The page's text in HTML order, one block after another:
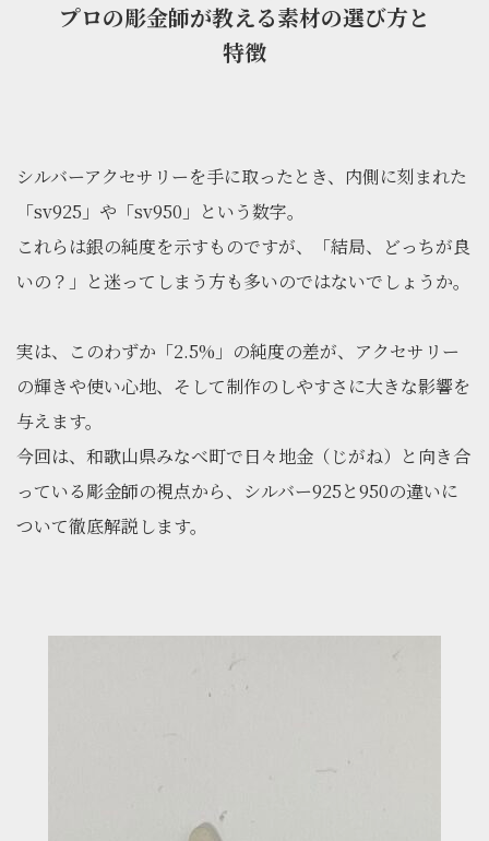
プロの彫金師が教える素材の選び方と
特徴
シルバーアクセサリーを手に取ったとき、内側に刻まれた
「sv925」や「sv950」という数字。
これらは銀の純度を示すものですが、「結局、どっちが良
いの？」と迷ってしまう方も多いのではないでしょうか。
実は、このわずか「2.5%」の純度の差が、アクセサリー
の輝きや使い心地、そして制作のしやすさに大きな影響を
与えます。
今回は、和歌山県みなべ町で日々地金（じがね）と向き合
っている彫金師の視点から、シルバー925と950の違いに
ついて徹底解説します。